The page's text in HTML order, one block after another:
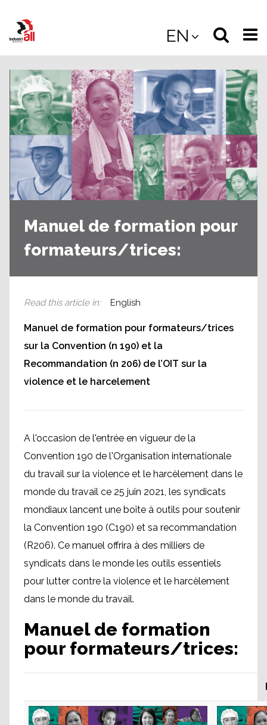
main
EN
Select
the
site
Manuel de formation pour
formateurs/trices:
Read this article in: English
Manuel de formation pour formateurs/trices
sur la Convention (n 190) et la
Recommandation (n 206) de l’OIT sur la
violence et le harcelement
A l'occasion de l'entrée en vigueur de la
Convention 190 de l'Organisation internationale
du travail sur la violence et le harcèlement dans le
monde du travail ce 25 juin 2021, les syndicats
mondiaux lancent une boîte à outils pour soutenir
la Convention 190 (C190) et sa recommandation
(R206). Ce manuel offrira à des milliers de
syndicats dans le monde les outils essentiels
pour lutter contre la violence et le harcèlement
dans le monde du travail.
Manuel de formation
pour formateurs/trices: